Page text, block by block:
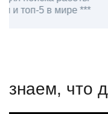
средняя оценка
знаем, что